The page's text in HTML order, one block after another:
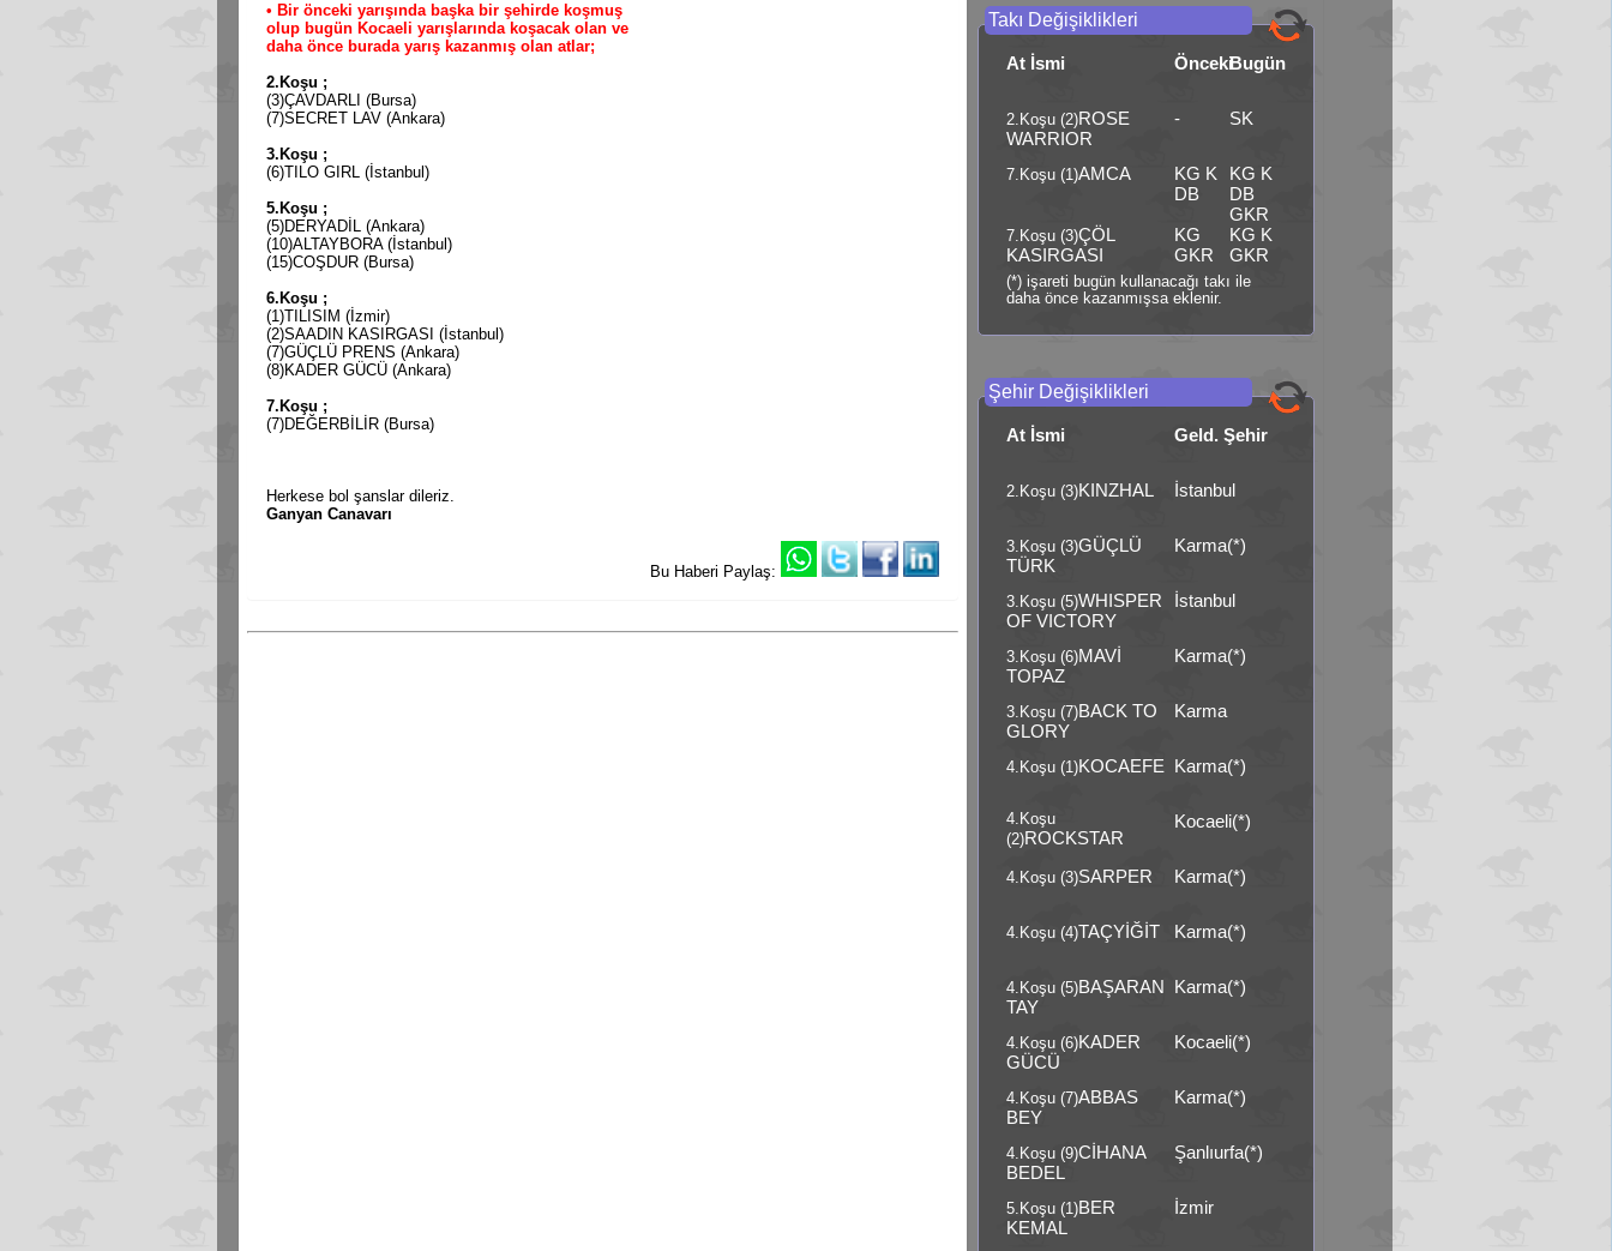
• Bir önceki yarışında başka bir şehirde koşmuş
olup bugün Kocaeli yarışlarında koşacak olan ve
daha önce burada yarış kazanmış olan atlar;
2.Koşu ;
(3)ÇAVDARLI (Bursa)
(7)SECRET LAV (Ankara)
3.Koşu ;
(6)TILO GIRL (İstanbul)
5.Koşu ;
(5)DERYADİL (Ankara)
(10)ALTAYBORA (İstanbul)
(15)COŞDUR (Bursa)
6.Koşu ;
(1)TILISIM (İzmir)
(2)SAADIN KASIRGASI (İstanbul)
(7)GÜÇLÜ PRENS (Ankara)
(8)KADER GÜCÜ (Ankara)
7.Koşu ;
(7)DEĞERBİLİR (Bursa)
Herkese bol şanslar dileriz.
Ganyan Canavarı
Bu Haberi Paylaş:
Takı Değişiklikleri
At İsmi ÖncekiBugün
2.Koşu (2)ROSE
WARRIOR
- SK
7.Koşu (1)AMCA
KG K
DB
KG K
DB
GKR
7.Koşu (3)ÇÖL
KASIRGASI
KG
GKR
KG K
GKR
(*) işareti bugün kullanacağı takı ile
daha önce kazanmışsa eklenir.
Şehir Değişiklikleri
At İsmi Geld. Şehir
2.Koşu (3)KINZHAL İstanbul
3.Koşu (3)GÜÇLÜ
TÜRK
Karma(*)
3.Koşu (5)WHISPER
OF VICTORY
İstanbul
3.Koşu (6)MAVİ
TOPAZ
Karma(*)
3.Koşu (7)BACK TO
GLORY
Karma
4.Koşu (1)KOCAEFE Karma(*)
4.Koşu
(2)ROCKSTAR
Kocaeli(*)
4.Koşu (3)SARPER Karma(*)
4.Koşu (4)TAÇYİĞİT Karma(*)
4.Koşu (5)BAŞARAN
TAY
Karma(*)
4.Koşu (6)KADER
GÜCÜ
Kocaeli(*)
4.Koşu (7)ABBAS
BEY
Karma(*)
4.Koşu (9)CİHANA
BEDEL
Şanlıurfa(*)
5.Koşu (1)BER
KEMAL
İzmir